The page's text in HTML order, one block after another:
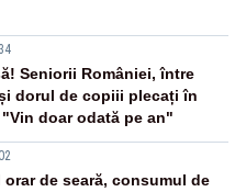
Seniorii României, între
dorul de copiii plecați în
doar odată pe an"
de seară, consumul de